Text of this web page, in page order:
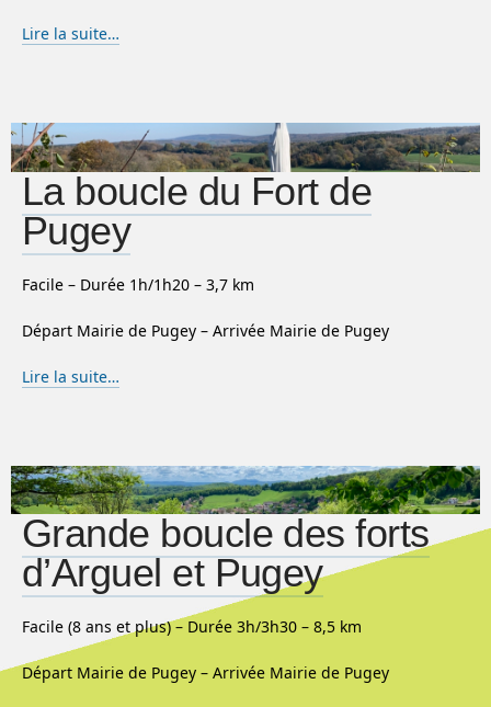
Lire la suite…
La boucle du Fort de
Pugey
Facile – Durée 1h/1h20 – 3,7 km
Départ Mairie de Pugey – Arrivée Mairie de Pugey
Lire la suite…
Grande boucle des forts
d’Arguel et Pugey
Facile (8 ans et plus) – Durée 3h/3h30 – 8,5 km
Départ Mairie de Pugey – Arrivée Mairie de Pugey